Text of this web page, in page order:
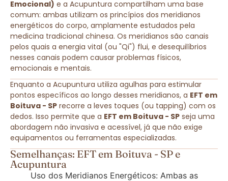
Emocional) e a Acupuntura compartilham uma base
comum: ambas utilizam os princípios dos meridianos
energéticos do corpo, amplamente estudados pela
medicina tradicional chinesa. Os meridianos são canais
pelos quais a energia vital (ou "Qi") flui, e desequilíbrios
nesses canais podem causar problemas físicos,
emocionais e mentais.
Enquanto a Acupuntura utiliza agulhas para estimular
pontos específicos ao longo desses meridianos, a EFT em
Boituva - SP recorre a leves toques (ou tapping) com os
dedos. Isso permite que a EFT em Boituva - SP seja uma
abordagem não invasiva e acessível, já que não exige
equipamentos ou ferramentas especializadas.
Semelhanças: EFT em Boituva - SP e
Acupuntura
Uso dos Meridianos Energéticos: Ambas as